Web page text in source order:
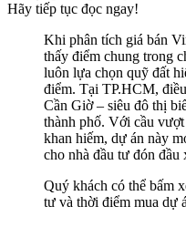
Hãy tiếp tục đọc ngay!
Khi phân tích giá bán
thấy điểm chung trong
luôn lựa chọn quỹ đất
điểm. Tại TP.HCM,
Cần Giờ – siêu đô thị
thành phố. Với cầu
khan hiếm, dự án này
cho nhà đầu tư đón đầu
Quý khách có thể bấm
tư và thời điểm mua dự